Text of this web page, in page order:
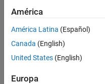
América
América Latina (Español)
Canada (English)
United States (English)
Europa